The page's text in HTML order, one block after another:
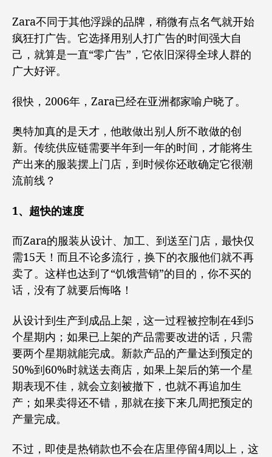
Zara不同于其他浮躁的品牌，稍微有点名气就开始
疯狂打广告。它选择用别人打广告的时间强大自
己，就算是一直“零广告”，它依旧深得全球人群的
广大好评。
很快，2006年，Zara已经在亚洲都家喻户晓了。
奥特加真的是天才，他敢做出别人所不敢做的创
新。传统供应链需要半年到一年的时间，才能将生
产出来的服装摆上门店，到时候你还敢确定它很潮
流前线？
1、超快的速度
而Zara的服装从设计、加工、到送至门店，最快仅
需15天！而且不论多流行，换下的衣服他们就不再
卖了。这样也达到了“饥饿营销”的目的，你不买的
话，没有了就要后悔咯！
从设计到生产到成品上架，这一过程被控制在4到5
个星期内；如果已上架的产品需要改进的话，只需
要两个星期就能完成。新款产品的产量达到预定的
50%到60%时就送去商店，如果上架后的第一个星
期表现不佳，就会立刻被撤下，也就不再追加生
产；如果卖得还不错，那就在接下来几周把预定的
产量完成。
不过，即使是热销款也不会在店里停留4周以上，这